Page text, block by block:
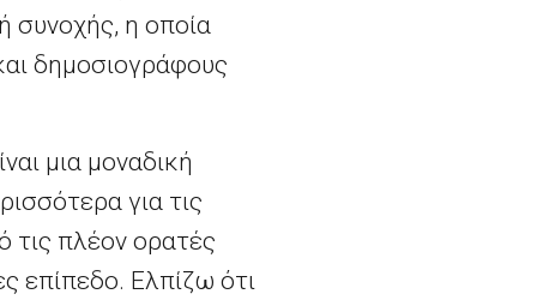
συνοχής, η οποία
δημοσιογράφους
μια μοναδική
για τις
τις πλέον ορατές
επίπεδο. Ελπίζω ότι